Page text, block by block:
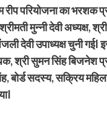
परियोजना का भरशक
मुन्नी देवी अध्यक्ष,
देवी उपाध्यक्ष चुनी
श्री सुमन सिंह बिजनेश
बोर्ड सदस्य, सक्रिय